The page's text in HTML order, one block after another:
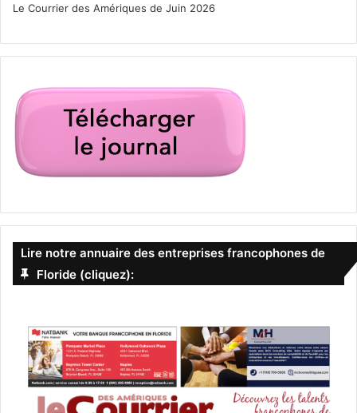
Le Courrier des Amériques de Juin 2026
Lire notre annuaire des entreprises francophones de
Floride (cliquez):